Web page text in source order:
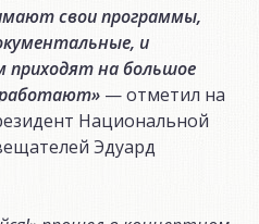
свои программы,
и
на большое
работают» — отметил на
Национальной
Эдуард